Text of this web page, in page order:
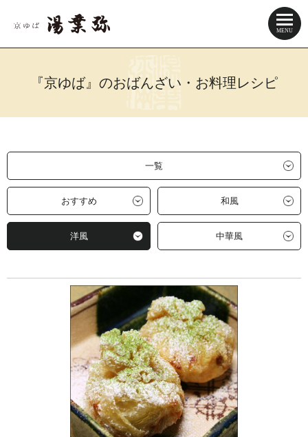
『京ゆば』のおばんざい・お料理レシピ
一覧
おすすめ 和風
洋風 中華風